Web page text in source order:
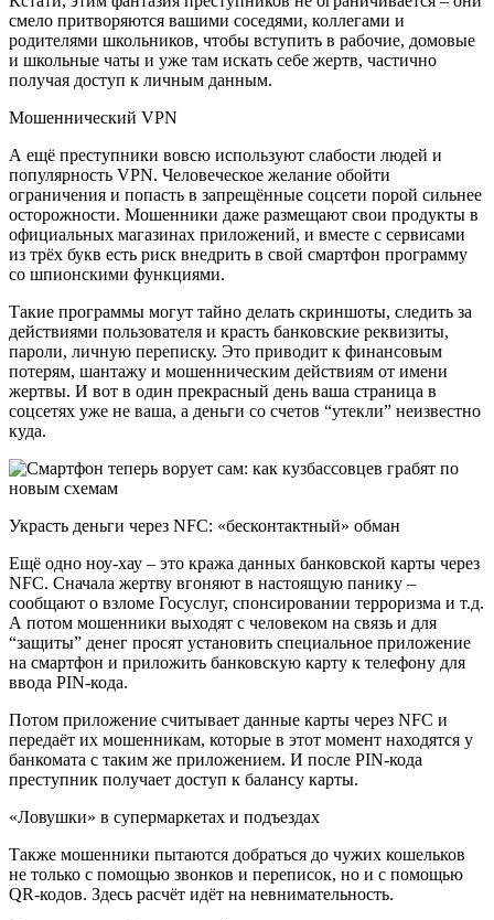
смело притворяются вашими соседями, коллегами и
родителями школьников, чтобы вступить в рабочие, домовые
и школьные чаты и уже там искать себе жертв, частично
получая доступ к личным данным.
Мошеннический VPN
А ещё преступники вовсю используют слабости людей и
популярность VPN. Человеческое желание обойти
ограничения и попасть в запрещённые соцсети порой сильнее
осторожности. Мошенники даже размещают свои продукты в
официальных магазинах приложений, и вместе с сервисами
из трёх букв есть риск внедрить в свой смартфон программу
со шпионскими функциями.
Такие программы могут тайно делать скриншоты, следить за
действиями пользователя и красть банковские реквизиты,
пароли, личную переписку. Это приводит к финансовым
потерям, шантажу и мошенническим действиям от имени
жертвы. И вот в один прекрасный день ваша страница в
соцсетях уже не ваша, а деньги со счетов “утекли” неизвестно
куда.
Украсть деньги через NFC: «бесконтактный» обман
Ещё одно ноу-хау – это кража данных банковской карты через
NFC. Сначала жертву вгоняют в настоящую панику –
сообщают о взломе Госуслуг, спонсировании терроризма и т.д.
А потом мошенники выходят с человеком на связь и для
“защиты” денег просят установить специальное приложение
на смартфон и приложить банковскую карту к телефону для
ввода PIN-кода.
Потом приложение считывает данные карты через NFC и
передаёт их мошенникам, которые в этот момент находятся у
банкомата с таким же приложением. И после PIN-кода
преступник получает доступ к балансу карты.
«Ловушки» в супермаркетах и подъездах
Также мошенники пытаются добраться до чужих кошельков
не только с помощью звонков и переписок, но и с помощью
QR-кодов. Здесь расчёт идёт на невнимательность.